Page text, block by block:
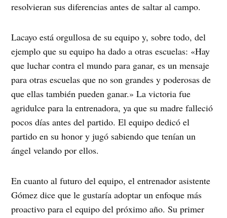
resolvieran sus diferencias antes de saltar al campo.
Lacayo está orgullosa de su equipo y, sobre todo, del
ejemplo que su equipo ha dado a otras escuelas: «Hay
que luchar contra el mundo para ganar, es un mensaje
para otras escuelas que no son grandes y poderosas de
que ellas también pueden ganar.» La victoria fue
agridulce para la entrenadora, ya que su madre falleció
pocos días antes del partido. El equipo dedicó el
partido en su honor y jugó sabiendo que tenían un
ángel velando por ellos.
En cuanto al futuro del equipo, el entrenador asistente
Gómez dice que le gustaría adoptar un enfoque más
proactivo para el equipo del próximo año. Su primer